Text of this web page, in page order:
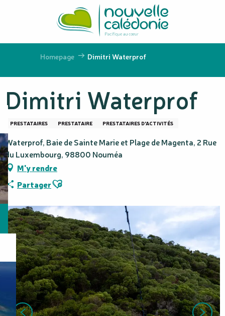
principal
Homepage Dimitri Waterprof
Dimitri Waterprof
PRESTATAIRES PRESTATAIRE PRESTATAIRES D'ACTIVITÉS
Waterprof, Baie de Sainte Marie et Plage de Magenta, 2 Rue
du Luxembourg, 98800 Nouméa
M'y rendre
PartagerAjouter aux favoris